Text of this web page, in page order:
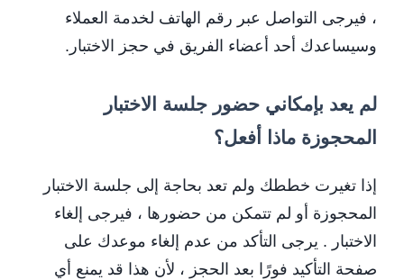
، فيرجى التواصل عبر رقم الهاتف لخدمة العملاء
وسيساعدك أحد أعضاء الفريق في حجز الاختبار.
لم يعد بإمكاني حضور جلسة الاختبار
المحجوزة ماذا أفعل؟
إذا تغيرت خططك ولم تعد بحاجة إلى جلسة الاختبار
المحجوزة أو لم تتمكن من حضورها ، فيرجى إلغاء
الاختبار . يرجى التأكد من عدم إلغاء موعدك على
صفحة التأكيد فورًا بعد الحجز ، لأن هذا قد يمنع أي